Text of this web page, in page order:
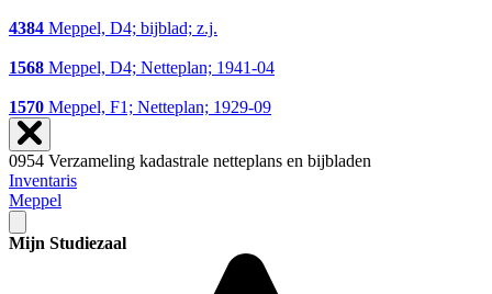
4384 Meppel, D4; bijblad; z.j.
1568 Meppel, D4; Netteplan; 1941-04
1570 Meppel, F1; Netteplan; 1929-09
0954 Verzameling kadastrale netteplans en bijbladen
Inventaris
Meppel
Mijn Studiezaal